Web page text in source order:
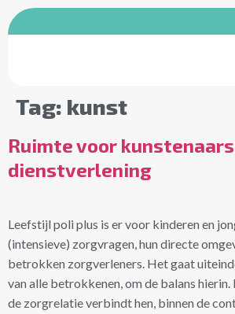
Tag: kunst
Ruimte voor
dienstverlening
Leefstijl poli plus is er voor kinderen en
(intensieve) zorgvragen, hun directe
betrokken zorgverleners. Het gaat
van alle betrokkenen, om de balans hierin.
de zorgrelatie verbindt hen, binnen de